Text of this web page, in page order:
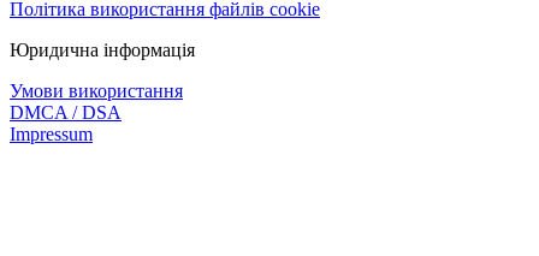
Політика використання файлів cookie
Юридична інформація
Умови використання
DMCA / DSA
Impressum